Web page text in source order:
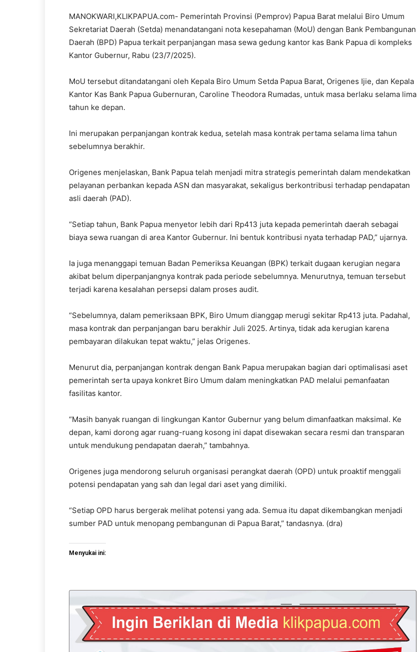
MANOKWARI,KLIKPAPUA.com- Pemerintah Provinsi (Pemprov) Papua Barat melalui Biro Umum
Sekretariat Daerah (Setda) menandatangani nota kesepahaman (MoU) dengan Bank Pembangunan
Daerah (BPD) Papua terkait perpanjangan masa sewa gedung kantor kas Bank Papua di kompleks
Kantor Gubernur, Rabu (23/7/2025).
MoU tersebut ditandatangani oleh Kepala Biro Umum Setda Papua Barat, Origenes Ijie, dan Kepala
Kantor Kas Bank Papua Gubernuran, Caroline Theodora Rumadas, untuk masa berlaku selama lima
tahun ke depan.
Ini merupakan perpanjangan kontrak kedua, setelah masa kontrak pertama selama lima tahun
sebelumnya berakhir.
Origenes menjelaskan, Bank Papua telah menjadi mitra strategis pemerintah dalam mendekatkan
pelayanan perbankan kepada ASN dan masyarakat, sekaligus berkontribusi terhadap pendapatan
asli daerah (PAD).
“Setiap tahun, Bank Papua menyetor lebih dari Rp413 juta kepada pemerintah daerah sebagai
biaya sewa ruangan di area Kantor Gubernur. Ini bentuk kontribusi nyata terhadap PAD,” ujarnya.
Ia juga menanggapi temuan Badan Pemeriksa Keuangan (BPK) terkait dugaan kerugian negara
akibat belum diperpanjangnya kontrak pada periode sebelumnya. Menurutnya, temuan tersebut
terjadi karena kesalahan persepsi dalam proses audit.
“Sebelumnya, dalam pemeriksaan BPK, Biro Umum dianggap merugi sekitar Rp413 juta. Padahal,
masa kontrak dan perpanjangan baru berakhir Juli 2025. Artinya, tidak ada kerugian karena
pembayaran dilakukan tepat waktu,” jelas Origenes.
Menurut dia, perpanjangan kontrak dengan Bank Papua merupakan bagian dari optimalisasi aset
pemerintah serta upaya konkret Biro Umum dalam meningkatkan PAD melalui pemanfaatan
fasilitas kantor.
“Masih banyak ruangan di lingkungan Kantor Gubernur yang belum dimanfaatkan maksimal. Ke
depan, kami dorong agar ruang-ruang kosong ini dapat disewakan secara resmi dan transparan
untuk mendukung pendapatan daerah,” tambahnya.
Origenes juga mendorong seluruh organisasi perangkat daerah (OPD) untuk proaktif menggali
potensi pendapatan yang sah dan legal dari aset yang dimiliki.
“Setiap OPD harus bergerak melihat potensi yang ada. Semua itu dapat dikembangkan menjadi
sumber PAD untuk menopang pembangunan di Papua Barat,” tandasnya. (dra)
Menyukai ini: